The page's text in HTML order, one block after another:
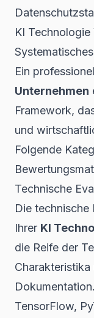
KI Technologie
Ein
Unternehmen
Framework,
und
Folgende
Technische
Die technische
Ihrer KI
die Reife der
TensorFlow,